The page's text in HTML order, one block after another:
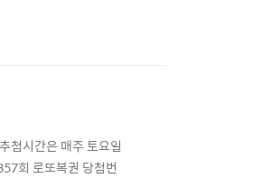
만원 정도이며, 당첨
첨시간은 매주 토요일
회 로또복권 당첨번